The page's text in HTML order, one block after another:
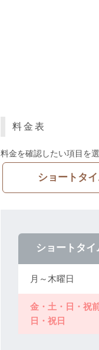
料金表
料金を確認したい項目を
ショートタ
ショートタイ
月～木曜日
金・土・日・祝
日・祝日